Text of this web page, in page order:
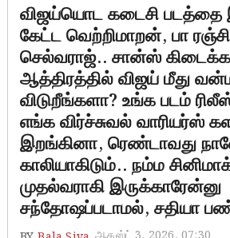
விஜய்யொட கடைசி
கேட்ட வெற்றிமாறன், பா
செல்வராஜ்.. சான்ஸ்
ஆத்திரத்தில் விஜய் மீது
விடுறீங்களா? உங்க படம்
எங்க விர்ச்சுவல் வாரியர்ஸ்
இறங்கினா, ரெண்டாவது
காலியாகிடும்.. நம்ம
முதல்வராகி இருக்காரேன்னு
சந்தோஷப்படாமல், சதியா